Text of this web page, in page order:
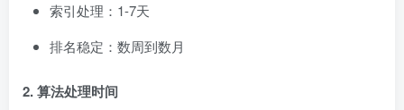
索引处理：1-7天
排名稳定：数周到数月
2. 算法处理时间